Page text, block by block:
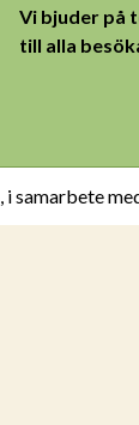
Vi bjuder på
till alla
, i samarbete